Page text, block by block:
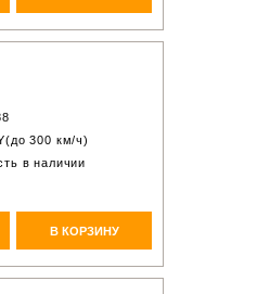
300 км/ч)
в наличии
В КОРЗИНУ